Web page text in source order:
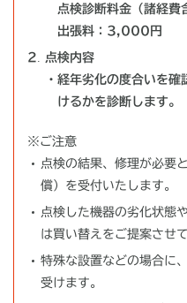
点検診断料金（諸経
出張料：3,000円
点検内容
・ 経年劣化の度合いを確
けるかを診断します。
※ご注意
点検の結果、修理が必要
償）を受付いたします。
点検した機器の劣化状態
は買い替えをご提案させ
特殊な設置などの場合に
受けます。